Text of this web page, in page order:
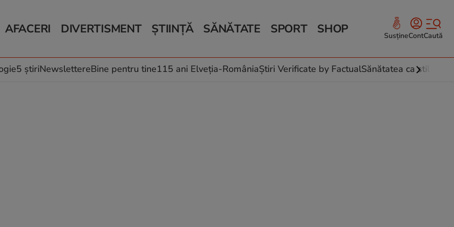
AFACERI
Auto
Locuri de muncă
DIVERTISMENT
Horoscop
Muzică și Filme
ȘTIINȚĂ
Schimbări climatice
SĂNĂTATE
Relații
Rețete culinare
SPORT SHOP SusțineContCaută
5 știriNewslettereBine pentru tine115 ani Elveția-RomâniaȘtiri Verificate by FactualSănătatea ca stil de